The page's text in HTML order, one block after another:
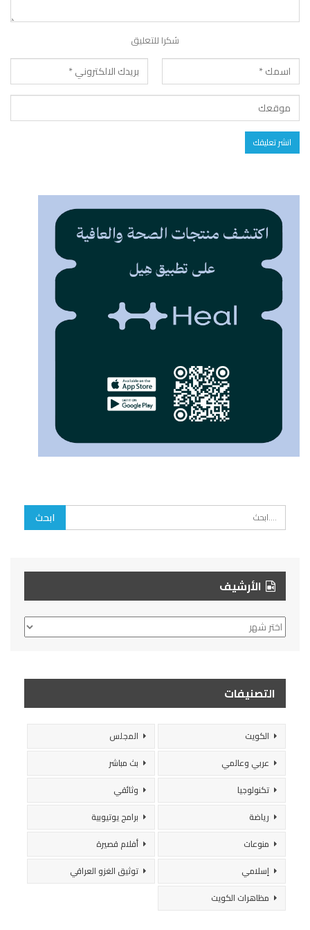
شكرا للتعليق
الأرشيف
الأرشيف
التصنيفات
الكويت
المجلس
عربي وعالمي
بث مباشر
تكنولوجيا
وثائقي
رياضة
برامج يوتيوبية
منوعات
أفلام قصيرة
إسلامي
توثيق الغزو العراقي
مظاهرات الكويت